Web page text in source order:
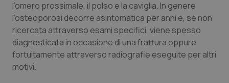
Liguria
Lombardia
Marche
Disturbi dell’umore
Dolore
Donna & Salute
l’omero prossimale, il polso e la caviglia. In genere
l’osteoporosi decorre asintomatica per anni e, se non
ricercata attraverso esami specifici, viene spesso
diagnosticata in occasione di una frattura oppure
fortuitamente attraverso radiografie eseguite per altri
motivi.